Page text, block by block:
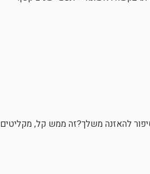
להאזנה משלך?זה ממש קל, מקליטים